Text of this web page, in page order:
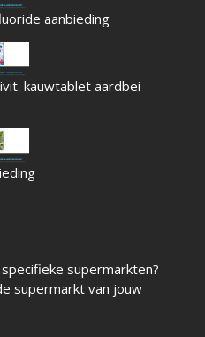
aanbieding
kauwtablet aardbei
supermarkten?
supermarkt van jouw